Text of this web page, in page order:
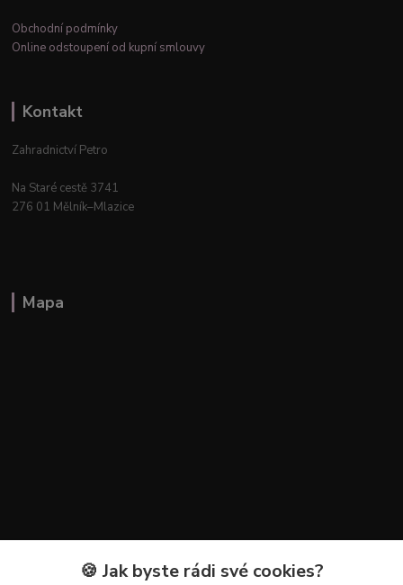
Obchodní podmínky
Online odstoupení od kupní smlouvy
Kontakt
Zahradnictví Petro
Na Staré cestě 3741
276 01 Mělník–Mlazice
Mapa
Kontakty🍪 Jak byste rádi své cookies?